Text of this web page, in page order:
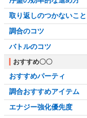
取り返しのつかないこと
調合のコツ
バトルのコツ
おすすめ〇〇
おすすめパーティ
調合おすすめアイテム
エナジー強化優先度